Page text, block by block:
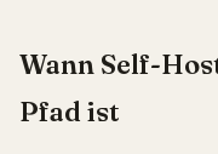
Wann Self-
Pfad ist